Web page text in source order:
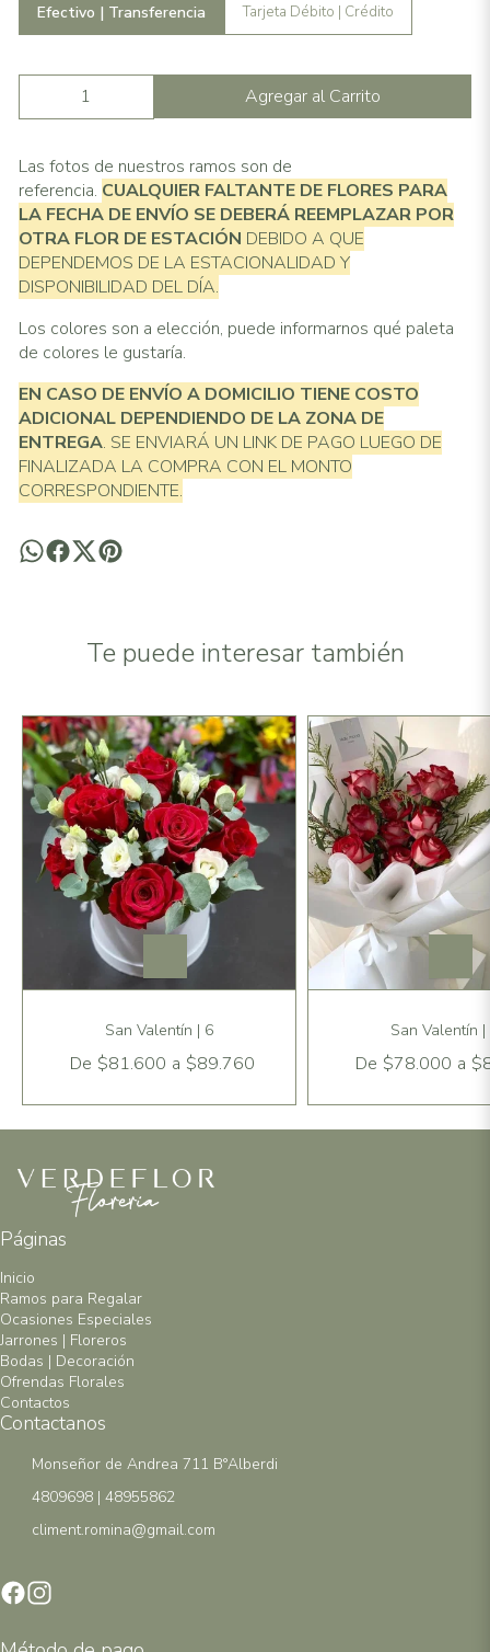
Efectivo | Transferencia
Tarjeta Débito | Crédito
Agregar al Carrito
Las fotos de nuestros ramos son de
referencia. CUALQUIER FALTANTE DE FLORES PARA
LA FECHA DE ENVÍO SE DEBERÁ REEMPLAZAR POR
OTRA FLOR DE ESTACIÓN DEBIDO A QUE
DEPENDEMOS DE LA ESTACIONALIDAD Y
DISPONIBILIDAD DEL DÍA.
Los colores son a elección, puede informarnos qué paleta
de colores le gustaría.
EN CASO DE ENVÍO A DOMICILIO TIENE COSTO
ADICIONAL DEPENDIENDO DE LA ZONA DE
ENTREGA. SE ENVIARÁ UN LINK DE PAGO LUEGO DE
FINALIZADA LA COMPRA CON EL MONTO
CORRESPONDIENTE.
Te puede interesar también
San Valentín | 6
De $81.600 a $89.760
San Valentín |
De $78.000 a
Páginas
Inicio
Ramos para Regalar
Ocasiones Especiales
Jarrones | Floreros
Bodas | Decoración
Ofrendas Florales
Contactos
Contactanos
Monseñor de Andrea 711 B°Alberdi
4809698 | 48955862
climent.romina@gmail.com